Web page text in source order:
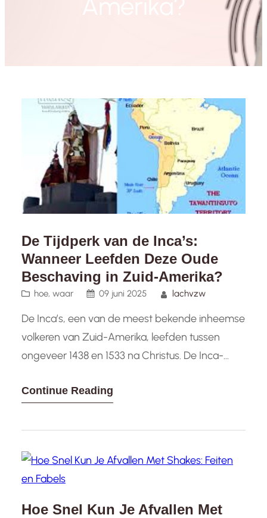
De Tijdperk van de Inca’s:
Wanneer Leefden Deze Oude
Beschaving in Zuid-Amerika?
hoe, waar 09 juni 2025 lachvzw
De Inca’s, een van de meest bekende inheemse
volkeren van Zuid-Amerika, leefden tussen
ongeveer 1438 en 1533 na Christus. De Inca-
Zuid-Amerika, met hun rijkdom aan cultuur,
meesterwerken die tot op de dag van vandaag
hoogtepunt onder heerschappij van keizer…
Continue Reading
Hoe Snel Kun Je Afvallen Met